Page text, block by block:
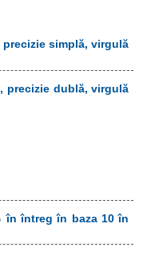
simplă, virgulă
precizie dublă, virgulă
în întreg în baza 10 în